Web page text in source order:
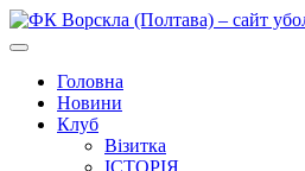
Головна
Новини
Клуб
Візитка
ІСТОРІЯ